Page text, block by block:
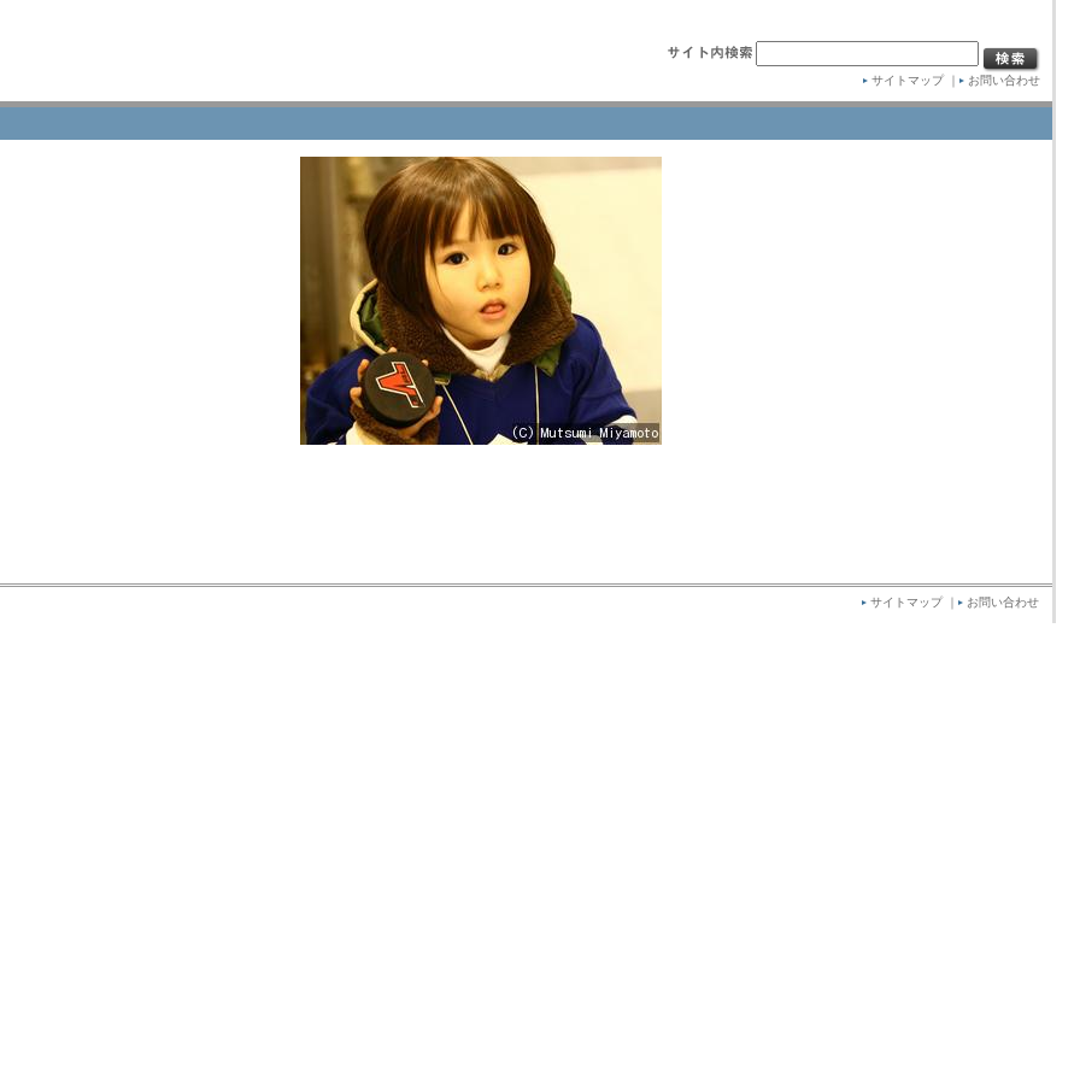
サイトマップ｜ お問い合わせ
サイトマップ｜ お問い合わせ